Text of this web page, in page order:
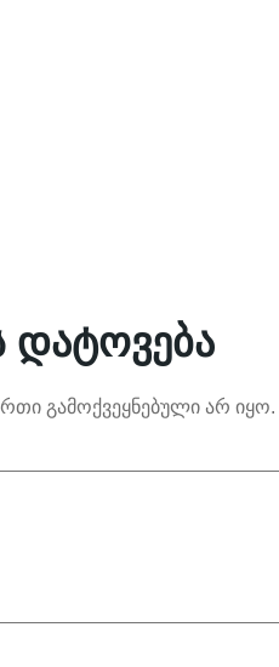
დატოვება
გამოქვეყნებული არ იყო.